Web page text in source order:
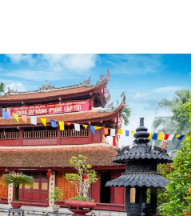
DƯƠNG TỔ CHỨC HỘI NGHỊ TIẾP
LỆ GIỮA NĂM...
ỦY BAN NHÂN DÂN PHƯỜNG VỚI
ĐỊA BÀN
QUYẾT ĐỊNH VỀ TỔ CHỨC, CÁN
TẠI CÁC TỔ DÂN...
"ĐỀN ƠN ĐÁP NGHĨA" PHƯỜNG AN